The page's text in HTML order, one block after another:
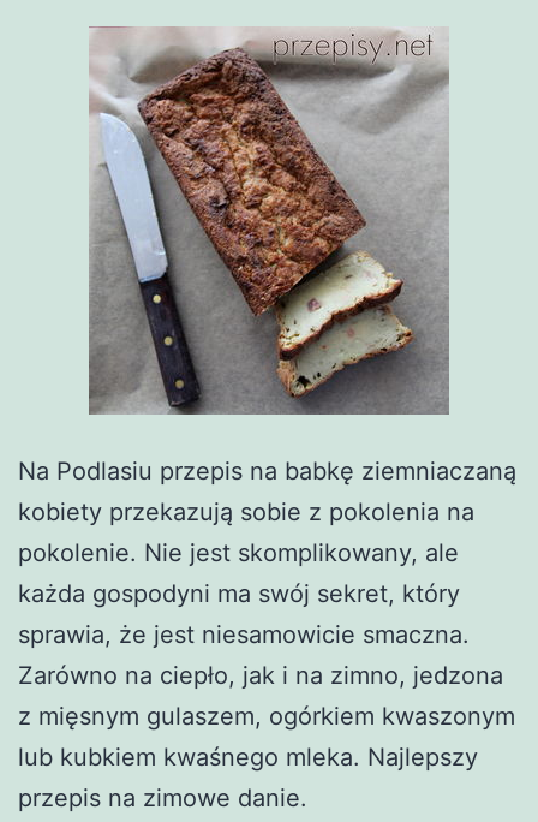
Na Podlasiu przepis na babkę ziemniaczaną
kobiety przekazują sobie z pokolenia na
pokolenie. Nie jest skomplikowany, ale
każda gospodyni ma swój sekret, który
sprawia, że jest niesamowicie smaczna.
Zarówno na ciepło, jak i na zimno, jedzona
z mięsnym gulaszem, ogórkiem kwaszonym
lub kubkiem kwaśnego mleka. Najlepszy
przepis na zimowe danie.